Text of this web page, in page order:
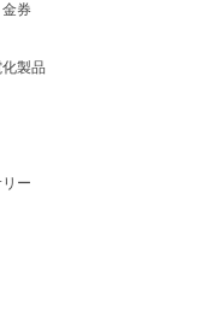
金券
製品
ー